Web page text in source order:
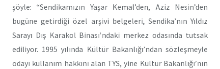
şöyle: “Sendikamızın Yaşar Kemal’den, Aziz Nesin’den
bugüne getirdiği özel arşivi belgeleri, Sendika’nın Yıldız
Sarayı Dış Karakol Binası’ndaki merkez odasında tutsak
ediliyor. 1995 yılında Kültür Bakanlığı’ndan sözleşmeyle
odayı kullanım hakkını alan TYS, yine Kültür Bakanlığı’nın